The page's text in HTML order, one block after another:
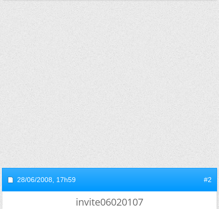
28/06/2008, 17h59 #2
invite06020107